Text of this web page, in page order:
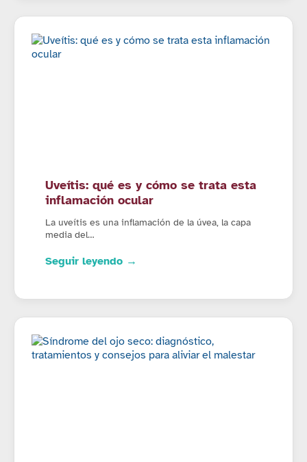
Uveítis: qué es y cómo se trata esta
inflamación ocular
La uveítis es una inflamación de la úvea, la capa
media del…
Seguir leyendo →